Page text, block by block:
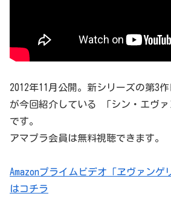
2012年11月公開。新シリーズの第3
が今回紹介している 「シン・エヴァ
です。
アマプラ会員は無料視聴できます。
Amazonプライムビデオ「ヱヴァンゲ
はコチラ